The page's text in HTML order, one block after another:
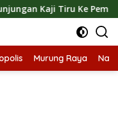
Tiru Ke Pemkab Kulon
Murung Raya